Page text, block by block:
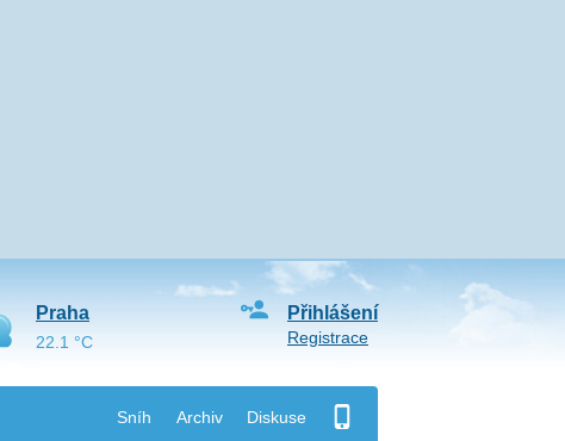
Sníh Archiv Diskuse
Přihlášení
Registrace
Praha
22.1 °C